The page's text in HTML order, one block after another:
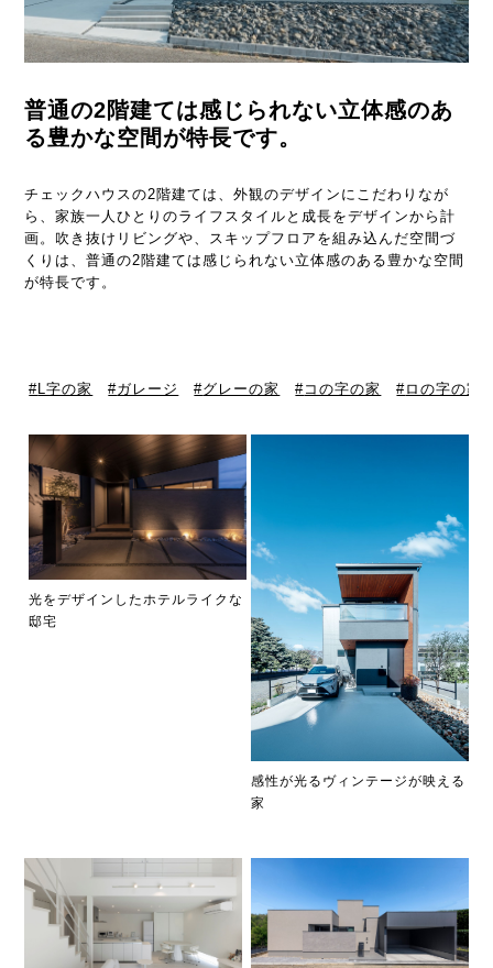
普通の2階建ては感じられない立体感のあ
る豊かな空間が特長です。
チェックハウスの2階建ては、外観のデザインにこだわりなが
ら、家族一人ひとりのライフスタイルと成長をデザインから計
画。吹き抜けリビングや、スキップフロアを組み込んだ空間づ
くりは、普通の2階建ては感じられない立体感のある豊かな空間
が特長です。
L字の家 ガレージ グレーの家 コの字の家 ロの字の家
光をデザインしたホテルライクな
邸宅
感性が光るヴィンテージが映える
家